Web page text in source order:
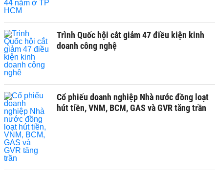
Trình Quốc hội cắt giảm 47 điều kiện kinh
doanh công nghệ
Cổ phiếu doanh nghiệp Nhà nước đồng loạt
hút tiền, VNM, BCM, GAS và GVR tăng trần